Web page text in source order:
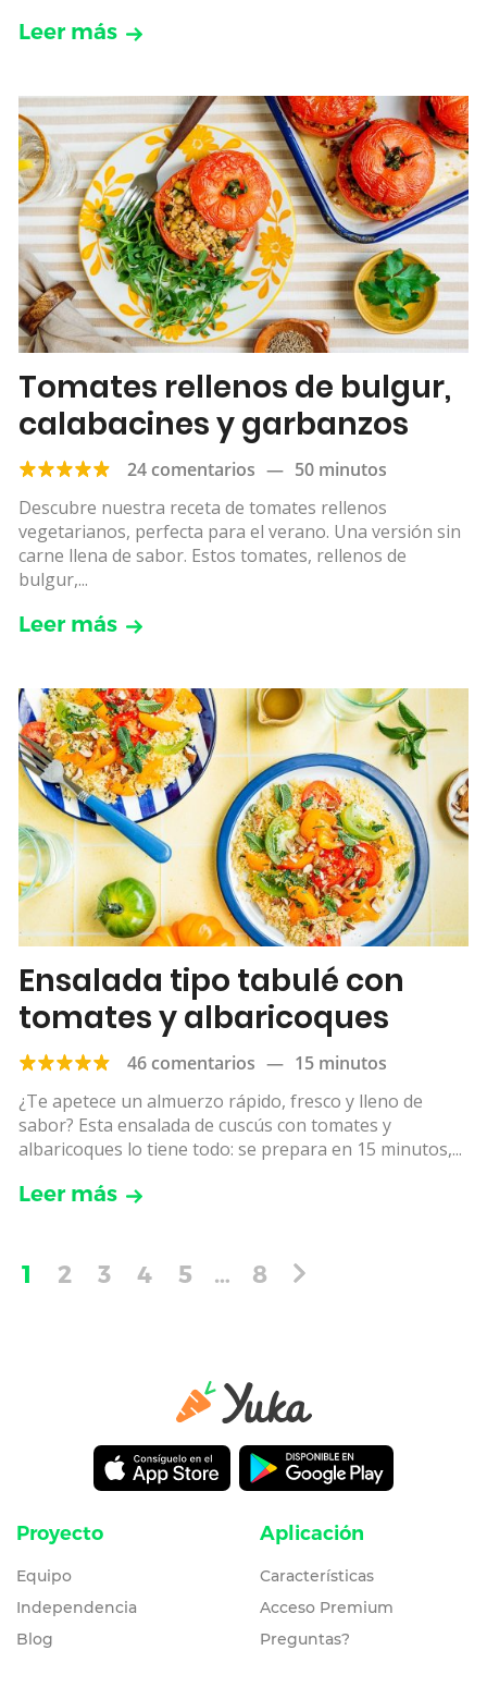
Leer más
Tomates rellenos de bulgur,
calabacines y garbanzos
24 comentarios — 50 minutos
Descubre nuestra receta de tomates rellenos
vegetarianos, perfecta para el verano. Una versión sin
carne llena de sabor. Estos tomates, rellenos de
bulgur,...
Leer más
Ensalada tipo tabulé con
tomates y albaricoques
46 comentarios — 15 minutos
¿Te apetece un almuerzo rápido, fresco y lleno de
sabor? Esta ensalada de cuscús con tomates y
albaricoques lo tiene todo: se prepara en 15 minutos,...
Leer más
1 2 3 4 5 … 8
Proyecto
Equipo
Independencia
Blog
Aplicación
Características
Acceso Premium
Preguntas?